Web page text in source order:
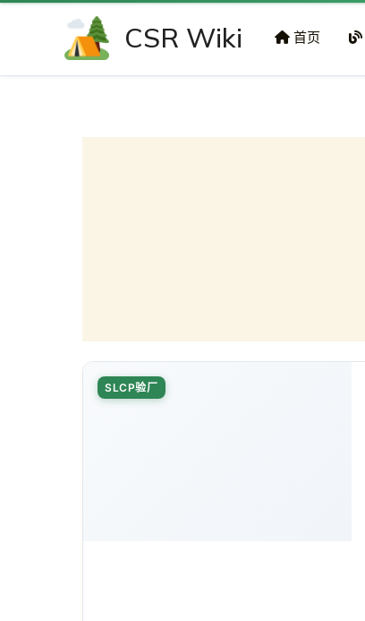
CSR Wiki 首页
SLCP验厂